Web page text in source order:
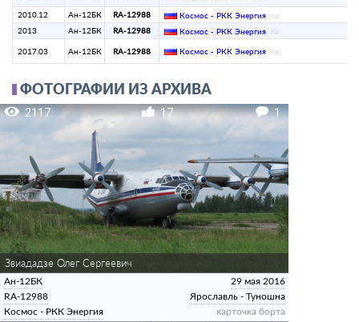
2010.12 Ан-12БК RA-12988 Космос - РКК Энергия ru
2013
Ан-12БК RA-12988 Космос - РКК Энергия ru
2017.03 Ан-12БК RA-12988 Космос - РКК Энергия ru
ФОТОГРАФИИ ИЗ АРХИВА
2117 17 1
Звиададзе Олег Сергеевич
Ан-12БК
RA-12988
Космос - РКК Энергия
29 мая 2016
Ярославль - Туношна
карточка борта